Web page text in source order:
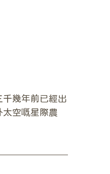
幾年前已經出
太空嘅星際農